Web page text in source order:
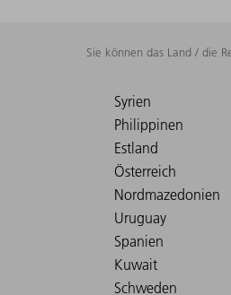
Sie können das Land / die